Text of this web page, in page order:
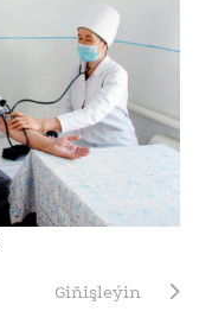
Giňişleýin